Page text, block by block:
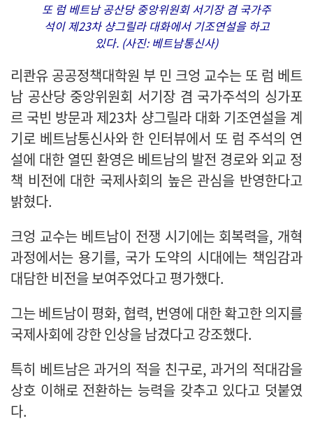
또 럼 베트남 공산당 중앙위원회 서기장 겸 국가주
석이 제23차 샹그릴라 대화에서 기조연설을 하고
있다. (사진: 베트남통신사)
리콴유 공공정책대학원 부 민 크엉 교수는 또 럼 베트
남 공산당 중앙위원회 서기장 겸 국가주석의 싱가포
르 국빈 방문과 제23차 샹그릴라 대화 기조연설을 계
기로 베트남통신사와 한 인터뷰에서 또 럼 주석의 연
설에 대한 열띤 환영은 베트남의 발전 경로와 외교 정
책 비전에 대한 국제사회의 높은 관심을 반영한다고
밝혔다.
크엉 교수는 베트남이 전쟁 시기에는 회복력을, 개혁
과정에서는 용기를, 국가 도약의 시대에는 책임감과
대담한 비전을 보여주었다고 평가했다.
그는 베트남이 평화, 협력, 번영에 대한 확고한 의지를
국제사회에 강한 인상을 남겼다고 강조했다.
특히 베트남은 과거의 적을 친구로, 과거의 적대감을
상호 이해로 전환하는 능력을 갖추고 있다고 덧붙였
다.